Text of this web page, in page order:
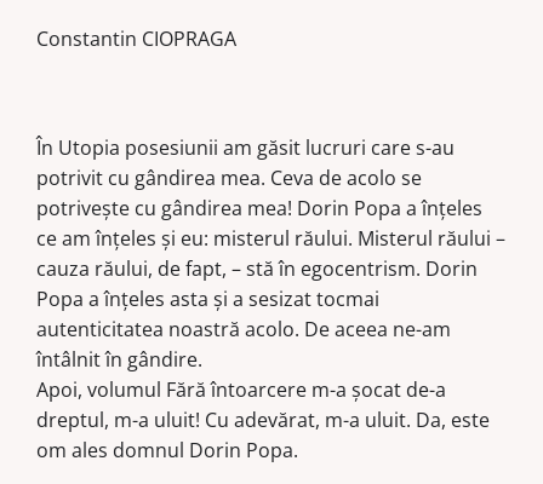
Constantin CIOPRAGA
În Utopia posesiunii am găsit lucruri care s-au
potrivit cu gândirea mea. Ceva de acolo se
potriveşte cu gândirea mea! Dorin Popa a înţeles
ce am înţeles şi eu: misterul răului. Misterul răului –
cauza răului, de fapt, – stă în egocentrism. Dorin
Popa a înţeles asta şi a sesizat tocmai
autenticitatea noastră acolo. De aceea ne-am
întâlnit în gândire.
Apoi, volumul Fără întoarcere m-a şocat de-a
dreptul, m-a uluit! Cu adevărat, m-a uluit. Da, este
om ales domnul Dorin Popa.